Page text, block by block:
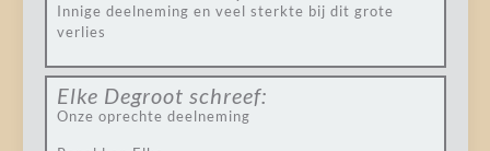
Innige deelneming en veel sterkte bij dit grote
verlies
Elke Degroot schreef:
Onze oprechte deelneming